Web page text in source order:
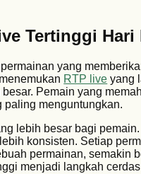
Tertinggi Hari
yang
RTP live yang
Pemain yang
paling menguntungkan.
lebih besar bagi
konsisten. Setiap
permainan, semakin
menjadi langkah